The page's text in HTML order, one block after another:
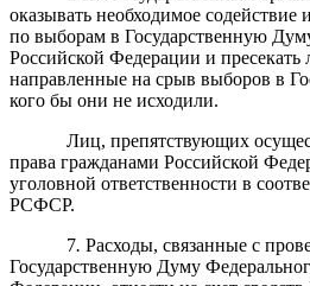
оказывать необходимое
по выборам в Государственную
Российской Федерации и
направленные на срыв выборов в
кого бы они не исходили.
Лиц, препятствующих
права гражданами Российской
уголовной ответственности в
РСФСР.
7. Расходы, связанные с
Государственную Думу